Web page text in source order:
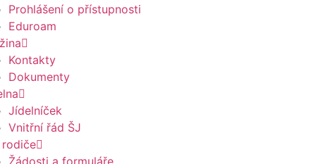
Prohlášení o přístupnosti
Eduroam
Kontakty
Dokumenty
Jídelníček
Vnitřní řád ŠJ
rodiče
Žádosti a formuláře